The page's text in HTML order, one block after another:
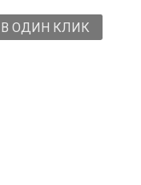
В ОДИН КЛИК